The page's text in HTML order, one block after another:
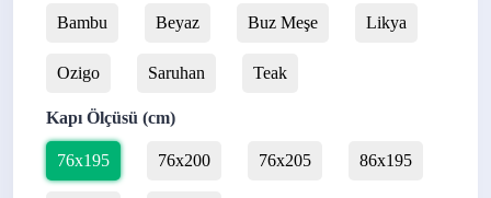
Bambu Beyaz Buz Meşe Likya
Ozigo Saruhan Teak
Kapı Ölçüsü (cm)
76x195 76x200 76x205 86x195